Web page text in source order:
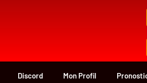
Discord Mon Profil